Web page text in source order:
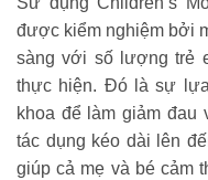
được kiểm nghiệm bởi
sàng với số lượng trẻ
thực hiện. Đó là sự
khoa để làm giảm đau
tác dụng kéo dài lên
giúp cả mẹ và bé cảm